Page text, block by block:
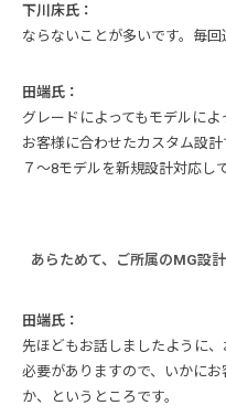
下川床氏：
ならないことが多いです。毎回
田端氏：
グレードによってもモデルに
お客様に合わせたカスタム設
７～8モデルを新規設計対応し
あらためて、ご所属のMG設
田端氏：
先ほどもお話しましたように
必要がありますので、いかに
か、というところです。